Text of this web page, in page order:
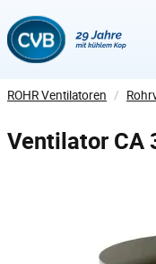
ROHR Ventilatoren /
Ventilator CA